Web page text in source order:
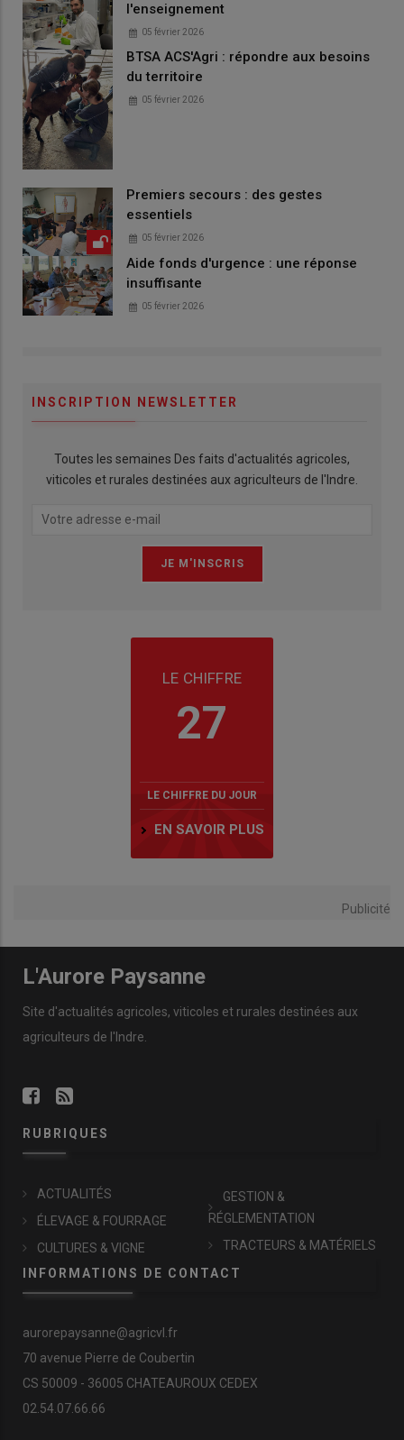
l'enseignement
05 février 2026
BTSA ACS'Agri : répondre aux besoins
du territoire
05 février 2026
Premiers secours : des gestes
essentiels
05 février 2026
Aide fonds d'urgence : une réponse
insuffisante
05 février 2026
INSCRIPTION NEWSLETTER
Toutes les semaines Des faits d'actualités agricoles,
viticoles et rurales destinées aux agriculteurs de l'Indre.
LE CHIFFRE
27
LE CHIFFRE DU JOUR
EN SAVOIR PLUS
Publicité
L'Aurore Paysanne
Site d'actualités agricoles, viticoles et rurales destinées aux
agriculteurs de l'Indre.
RUBRIQUES
ACTUALITÉS
ÉLEVAGE & FOURRAGE
CULTURES & VIGNE
GESTION &
RÉGLEMENTATION
TRACTEURS & MATÉRIELS
INFORMATIONS DE CONTACT
aurorepaysanne@agricvl.fr
70 avenue Pierre de Coubertin
CS 50009 - 36005 CHATEAUROUX CEDEX
02.54.07.66.66